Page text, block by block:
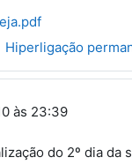
Hiperligação
às 23:39
do 2º dia da